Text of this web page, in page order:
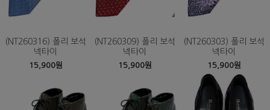
(NT260316) 폴리 보석
넥타이
15,900원
(NT260309) 폴리 보석
넥타이
15,900원
(NT260303) 폴리 보석
넥타이
15,900원